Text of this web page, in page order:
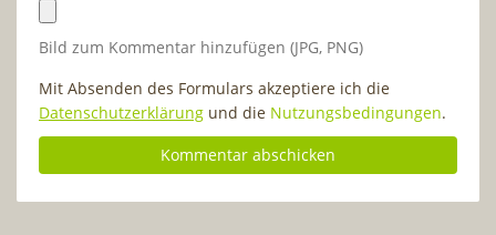
Bild zum Kommentar hinzufügen (JPG, PNG)
Mit Absenden des Formulars akzeptiere ich die
Datenschutzerklärung und die Nutzungsbedingungen.